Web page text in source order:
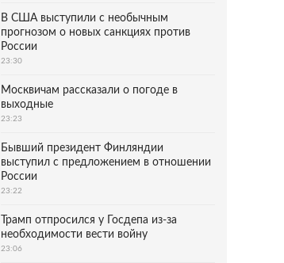
В США выступили с необычным
прогнозом о новых санкциях против
России
23:30
Москвичам рассказали о погоде в
выходные
23:23
Бывший президент Финляндии
выступил с предложением в отношении
России
23:22
Трамп отпросился у Госдепа из-за
необходимости вести войну
23:06